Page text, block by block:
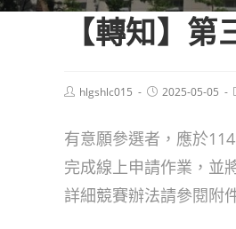
【轉知】
Posthlgshlc015
Post2025-05-05
有意願參選者，應於
完成線上申請作業，並
詳細競賽辦法請參閱附